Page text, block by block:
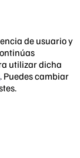
de usuario y
utilizar dicha
. Puedes cambiar